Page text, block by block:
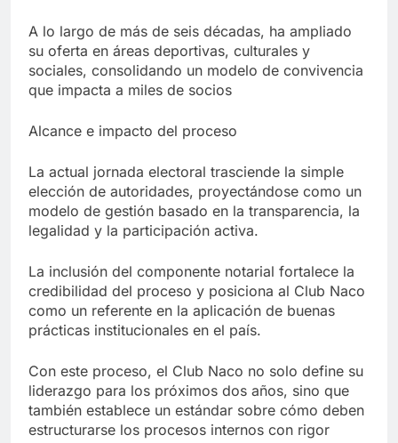
A lo largo de más de seis décadas, ha ampliado
su oferta en áreas deportivas, culturales y
sociales, consolidando un modelo de convivencia
que impacta a miles de socios
Alcance e impacto del proceso
La actual jornada electoral trasciende la simple
elección de autoridades, proyectándose como un
modelo de gestión basado en la transparencia, la
legalidad y la participación activa.
La inclusión del componente notarial fortalece la
credibilidad del proceso y posiciona al Club Naco
como un referente en la aplicación de buenas
prácticas institucionales en el país.
Con este proceso, el Club Naco no solo define su
liderazgo para los próximos dos años, sino que
también establece un estándar sobre cómo deben
estructurarse los procesos internos con rigor